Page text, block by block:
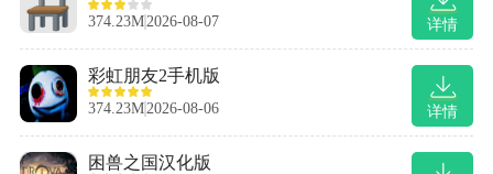
详情
374.23M2026-08-07
详情
彩虹朋友2手机版
374.23M2026-08-06
困兽之国汉化版